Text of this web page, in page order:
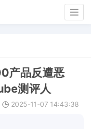
产品反遭恶
测评人
2025-11-07 14:43:38